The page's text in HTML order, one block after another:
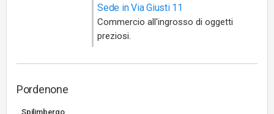
Sede in Via Giusti 11
Commercio all'ingrosso di oggetti
preziosi.
Pordenone
Spilimbergo